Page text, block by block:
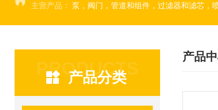
主营产品： 泵，阀门，管道和组件，过滤器和滤芯，
PRODUCTS
产品分类
产品